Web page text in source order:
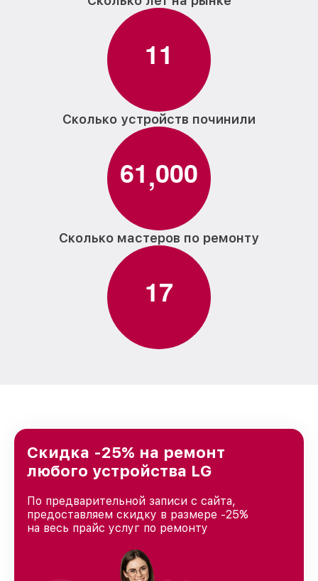
11
Сколько устройств починили
61,000
Сколько мастеров по ремонту
17
Скидка -25% на ремонт
любого устройства LG
По предварительной записи с сайта,
предоставляем скидку в размере -25%
на весь прайс услуг по ремонту